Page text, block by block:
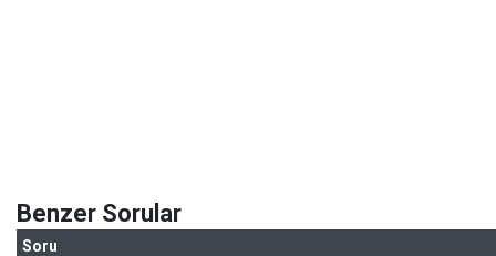
Benzer Sorular
Soru